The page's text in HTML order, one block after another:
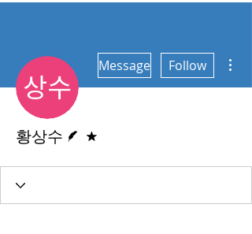
Message Follow
황상수